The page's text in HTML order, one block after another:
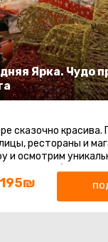
Ярка. Чудо
сказочно красива.
рестораны и
и осмотрим
сады.
195₪